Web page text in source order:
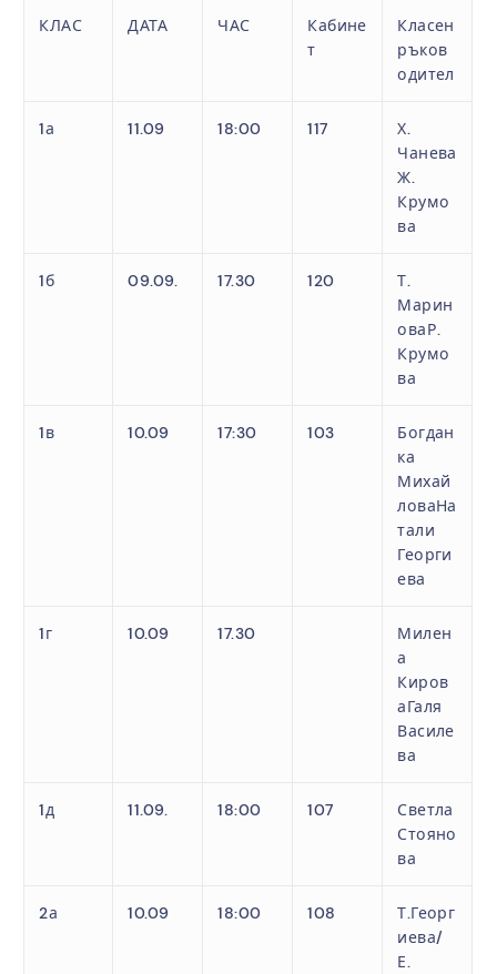
КЛАС ДАТА ЧАС
Кабине
т
Класен
ръков
одител
1а 11.09 18:00 117
Х.
Чанева
Ж.
Крумо
ва
1б 09.09. 17.30 120
Т.
Марин
оваР.
Крумо
ва
1в 10.09 17:30 103
Богдан
ка
Михай
ловаНа
тали
Георги
ева
1г 10.09 17.30
Милен
а
Киров
аГаля
Василе
ва
1д 11.09. 18:00 107
Светла
Стояно
ва
2а 10.09 18:00 108
Т.Георг
иева/
Е.